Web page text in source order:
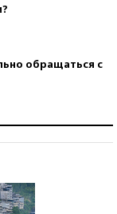
обращаться с